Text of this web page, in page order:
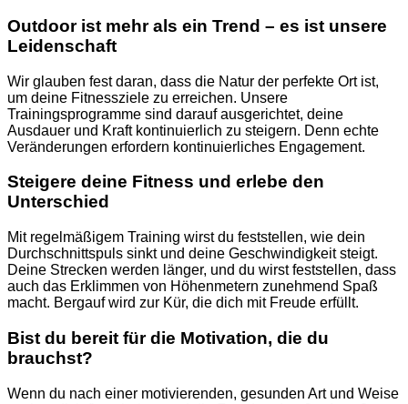
Outdoor ist mehr als ein Trend – es ist unsere
Leidenschaft
Wir glauben fest daran, dass die Natur der perfekte Ort ist,
um deine Fitnessziele zu erreichen. Unsere
Trainingsprogramme sind darauf ausgerichtet, deine
Ausdauer und Kraft kontinuierlich zu steigern. Denn echte
Veränderungen erfordern kontinuierliches Engagement.
Steigere deine Fitness und erlebe den
Unterschied
Mit regelmäßigem Training wirst du feststellen, wie dein
Durchschnittspuls sinkt und deine Geschwindigkeit steigt.
Deine Strecken werden länger, und du wirst feststellen, dass
auch das Erklimmen von Höhenmetern zunehmend Spaß
macht. Bergauf wird zur Kür, die dich mit Freude erfüllt.
Bist du bereit für die Motivation, die du
brauchst?
Wenn du nach einer motivierenden, gesunden Art und Weise